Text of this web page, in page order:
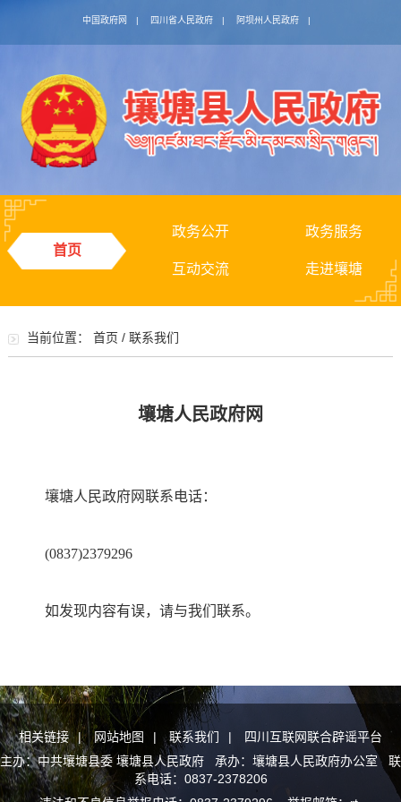
中国政府网 | 四川省人民政府 | 阿坝州人民政府 |
首页
政务公开 政务服务
互动交流 走进壤塘
当前位置： 首页 / 联系我们
壤塘人民政府网
壤塘人民政府网联系电话：
(0837)2379296
如发现内容有误，请与我们联系。
相关链接 | 网站地图 | 联系我们 |
四川互联网联合辟谣平台
主办：中共壤塘县委 壤塘县人民政府 承办：壤塘县人民政府办公室 联
系电话：0837-2378206